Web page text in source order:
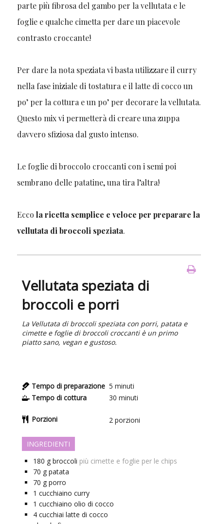
parte più fibrosa del gambo per la vellutata e le
foglie e qualche cimetta per dare un piacevole
contrasto croccante!
Per dare la nota speziata vi basta utilizzare il curry
nella fase iniziale di tostatura e il latte di cocco un
po’ per la cottura e un po’ per decorare la vellutata.
Questo mix vi permetterà di creare una zuppa
davvero sfiziosa dal gusto intenso.
Le foglie di broccolo croccanti con i semi poi
sembrano delle patatine, una tira l’altra!
Ecco la ricetta semplice e veloce per preparare la
vellutata di broccoli speziata.
Vellutata speziata di
broccoli e porri
La Vellutata di broccoli speziata con porri, patata e
cimette e foglie di broccoli croccanti è un primo
piatto sano, vegan e gustoso.
Tempo di preparazione 5 minuti
Tempo di cottura
30 minuti
Porzioni 2 porzioni
INGREDIENTI
180 g broccoli più cimette e foglie per le chips
70 g patata
70 g porro
1 cucchiaino curry
1 cucchiaino olio di cocco
4 cucchiai latte di cocco